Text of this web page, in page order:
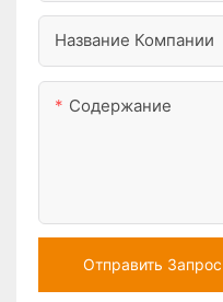
Название Компании
Содержание
Отправить